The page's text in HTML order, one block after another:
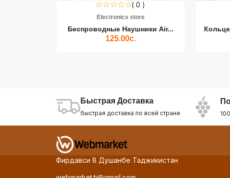
( 0 )
Electronics store
Беспроводные Наушники Air...
125.00с.
Быстрая Доставка
быстрая доставка по всей стране
Фирдавси 8 Душанбе Таджикистан